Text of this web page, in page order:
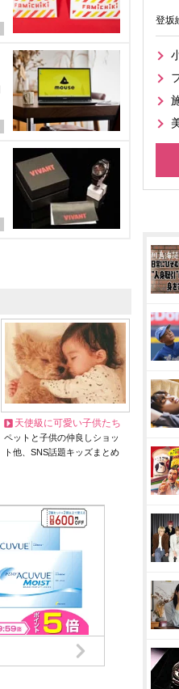
天使級に可愛い子供たち
ペットと子供の仲良しショッ
ト他、SNS話題キッズまとめ
登坂